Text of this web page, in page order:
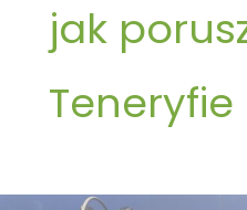
jak
Teneryfie